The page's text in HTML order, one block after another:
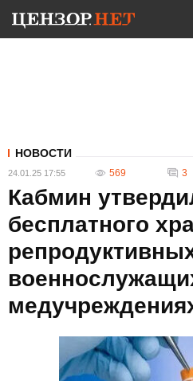
НОВОСТИ
24.01.25 17:55 569 3
Кабмин
бесплатного